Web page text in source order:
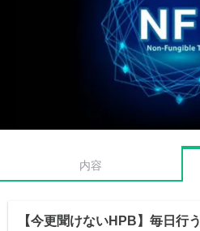
内容
【今更聞けないHPB】毎日行う